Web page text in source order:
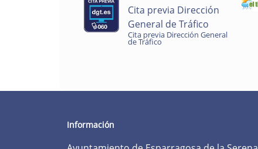
Cita previa Dirección
General de Tráfico
Cita previa Dirección General
de Tráfico
Información